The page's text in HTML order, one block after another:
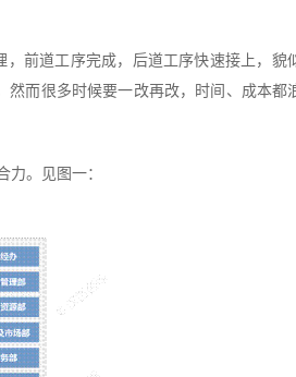
前道工序完成，后道工序快速接上，貌
而很多时候要一改再改，时间、成本都
。见图一：